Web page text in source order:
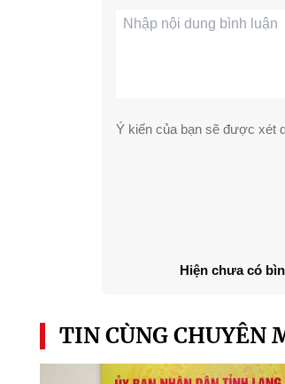
Ý kiến của bạn sẽ được xét
Hiện chưa có
TIN CÙNG CHUYÊN